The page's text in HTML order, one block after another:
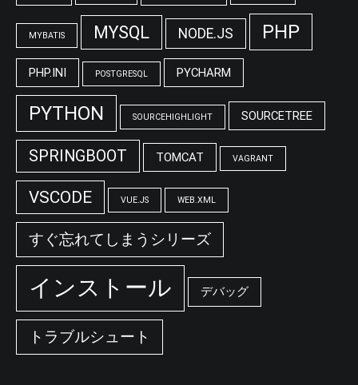
MYBATIS MYSQL NODE.JS PHP
PHP.INI POSTGRESQL PYCHARM
PYTHON SOURCEHIGHLIGHT SOURCETREE
SPRINGBOOT TOMCAT VAGRANT
VSCODE VUE.JS WEB.XML
すぐ忘れてしまうシリーズ
インストール デバッグ
トラブルシュート